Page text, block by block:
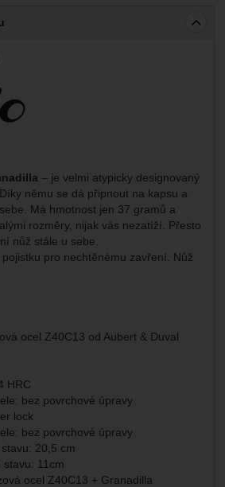
– je velmi atypicky designovaný
němu se dá připnout na kapsu a
Má hmotnost jen 37 gramů a
rozměry, nijak vás nezatíží. Přesto
nůž stále u sebe.
pro nechtěnému zavření. Nůž
ocel Z40C13 od Aubert & Duval
HRC
bez povrchové úpravy
lock
bez povrchové úpravy
20,5 cm
11cm
ocel Z40C13 + Granadilla